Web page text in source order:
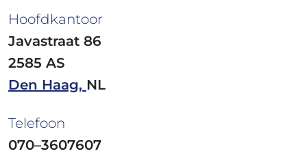
Hoofdkantoor
Javastraat 86
2585 AS
Den Haag, NL
Telefoon
070–3607607